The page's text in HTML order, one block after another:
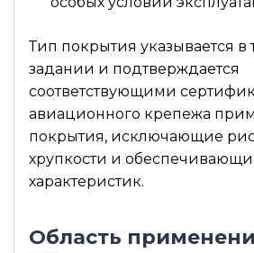
Тип покрытия указывается в
задании и подтверждается
соответствующими
авиационного крепежа
покрытия, исключающие
хрупкости и
характеристик.
Область